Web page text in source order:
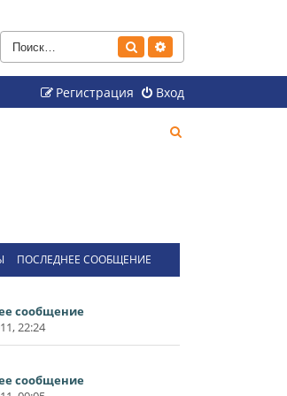
Поиск
Вход
Регистрация
ПОСЛЕДНЕЕ СООБЩЕНИЕ
сообщение
22:24
сообщение